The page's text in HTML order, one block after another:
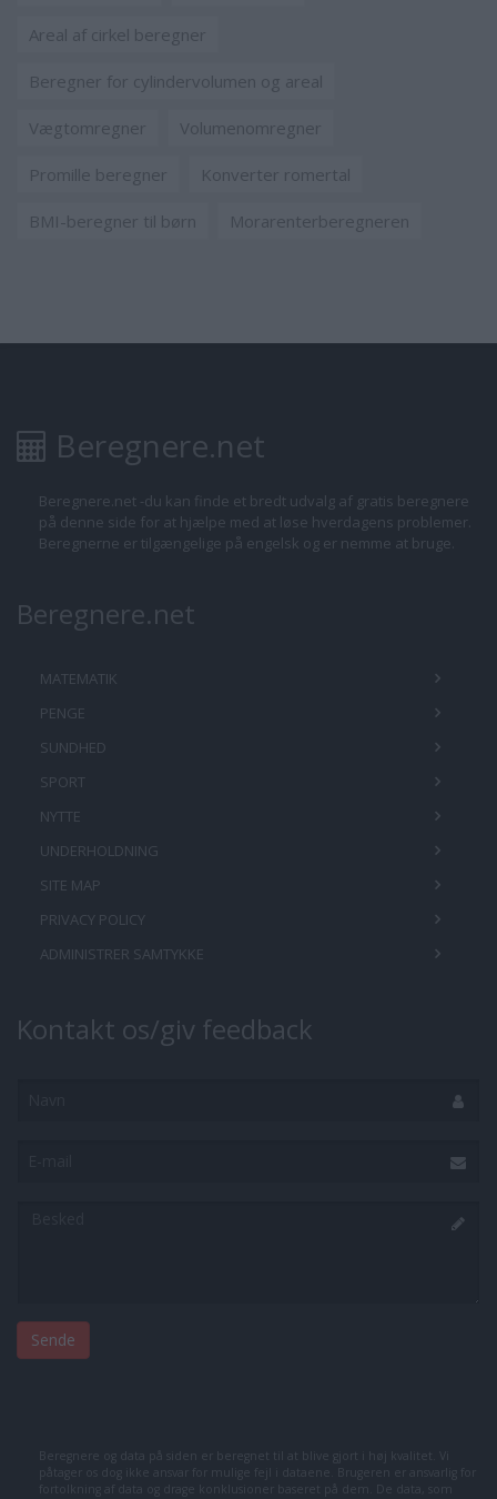
Areal af cirkel beregner
Beregner for cylindervolumen og areal
Vægtomregner Volumenomregner
Promille beregner Konverter romertal
BMI-beregner til børn Morarenterberegneren
Beregnere.net
Beregnere.net -du kan finde et bredt udvalg af gratis beregnere
på denne side for at hjælpe med at løse hverdagens problemer.
Beregnerne er tilgængelige på engelsk og er nemme at bruge.
Beregnere.net
MATEMATIK
PENGE
SUNDHED
SPORT
NYTTE
UNDERHOLDNING
SITE MAP
PRIVACY POLICY
ADMINISTRER SAMTYKKE
Kontakt os/giv feedback
Beregnere og data på siden er beregnet til at blive gjort i høj kvalitet. Vi
påtager os dog ikke ansvar for mulige fejl i dataene. Brugeren er ansvarlig for
fortolkning af data og drage konklusioner baseret på dem. De data, som